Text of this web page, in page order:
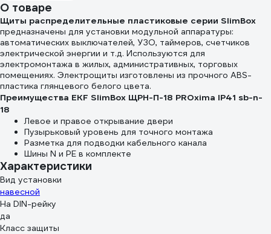
О товаре
Щиты распределительные пластиковые серии SlimBox
предназначены для установки модульной аппаратуры:
автоматических выключателей, УЗО, таймеров, счетчиков
электрической энергии и т.д. Используются для
электромонтажа в жилых, административных, торговых
помещениях. Электрощиты изготовлены из прочного ABS-
пластика глянцевого белого цвета.
Преимущества EKF SlimBox ЩРН-П-18 PROxima IP41 sb-n-
18
Левое и правое открывание двери
Пузырьковый уровень для точного монтажа
Разметка для подводки кабельного канала
Шины N и РЕ в комплекте
Характеристики
Вид установки
навесной
На DIN-рейку
да
Класс защиты